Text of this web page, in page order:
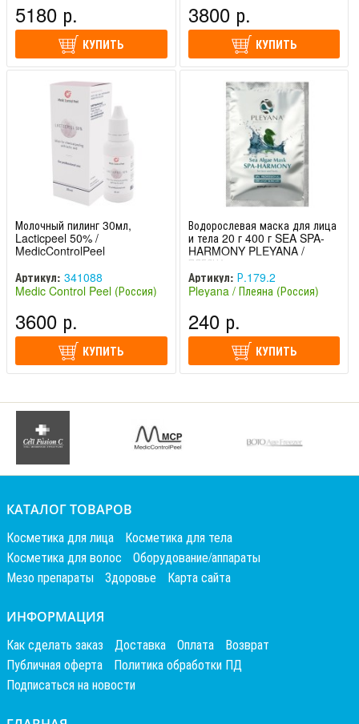
5180 р.
КУПИТЬ
3800 р.
КУПИТЬ
Молочный пилинг 30мл,
Lacticpeel 50% /
MedicControlPeel
Артикул: 341088
Medic Control Peel (Россия)
3600 р.
КУПИТЬ
Водорослевая маска для лица
и тела 20 г 400 г SEA SPA-
HARMONY PLEYANA /
ПЛЕЯНА
Артикул: Р.179.2
Pleyana / Плеяна (Россия)
240 р.
КУПИТЬ
КАТАЛОГ ТОВАРОВ
Косметика для лица
Косметика для тела
Косметика для волос
Оборудование/аппараты
Мезо препараты
Здоровье Карта сайта
ИНФОРМАЦИЯ
Как сделать заказ Доставка Оплата
Возврат
Публичная оферта
Политика обработки ПД
Подписаться на новости